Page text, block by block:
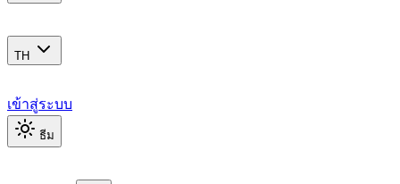
TH
เข้าสู่ระบบ
ธีม